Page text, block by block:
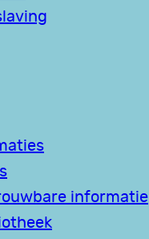
informatie